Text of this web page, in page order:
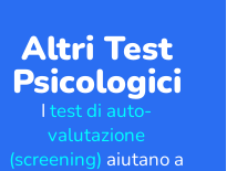
Altri Test
Psicologici
I test di auto-
valutazione
(screening) aiutano a